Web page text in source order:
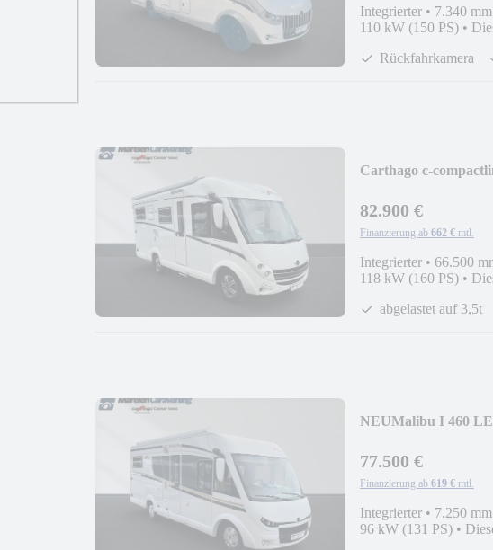
Integrierter • 7.340 mm
110 kW (150 PS) •
Rückfahrkamera
Carthago c-
82.900 €
Finanzierung ab 662 € mtl.
Integrierter • 66.500
118 kW (160 PS) •
abgelastet auf 3,5t
NEUMalibu I 460
77.500 €
Finanzierung ab 619 € mtl.
Integrierter • 7.250 mm
96 kW (131 PS) •